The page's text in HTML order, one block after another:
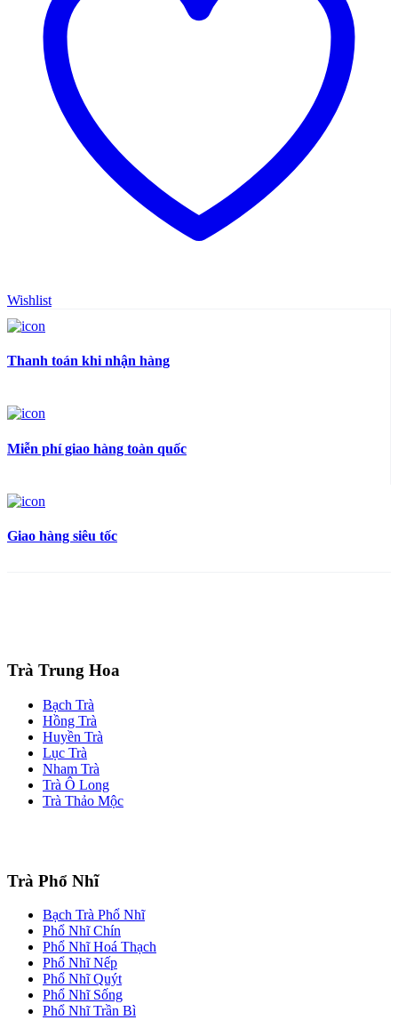
Wishlist
Thanh toán khi nhận hàng
Miễn phí giao hàng toàn quốc
Giao hàng siêu tốc
Trà Trung Hoa
Bạch Trà
Hồng Trà
Huyền Trà
Lục Trà
Nham Trà
Trà Ô Long
Trà Thảo Mộc
Trà Phổ Nhĩ
Bạch Trà Phổ Nhĩ
Phổ Nhĩ Chín
Phổ Nhĩ Hoá Thạch
Phổ Nhĩ Nếp
Phổ Nhĩ Quýt
Phổ Nhĩ Sống
Phổ Nhĩ Trần Bì